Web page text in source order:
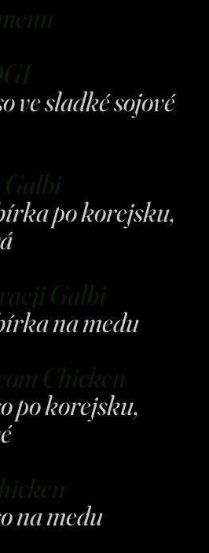
ve sladké sojové
Galbi
po korejsku,
Galbi
na medu
Chicken
po korejsku,
na medu